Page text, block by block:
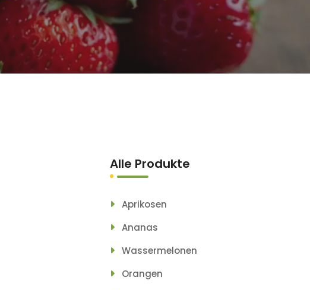
Alle Produkte
Aprikosen
Ananas
Wassermelonen
Orangen